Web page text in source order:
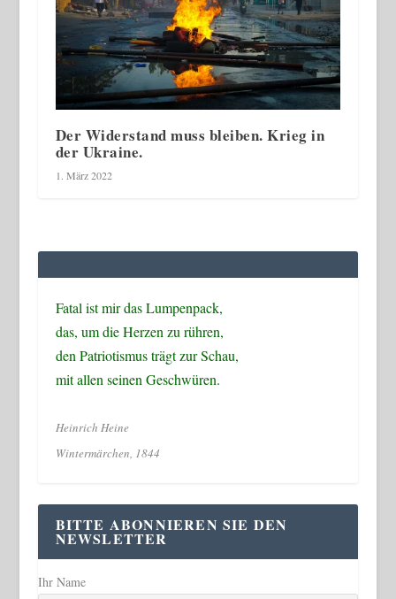
Der Widerstand muss bleiben. Krieg in
der Ukraine.
1. März 2022
Fatal ist mir das Lumpenpack,
das, um die Herzen zu rühren,
den Patriotismus trägt zur Schau,
mit allen seinen Geschwüren.
Heinrich Heine
Wintermärchen, 1844
BITTE ABONNIEREN SIE DEN
NEWSLETTER
Ihr Name